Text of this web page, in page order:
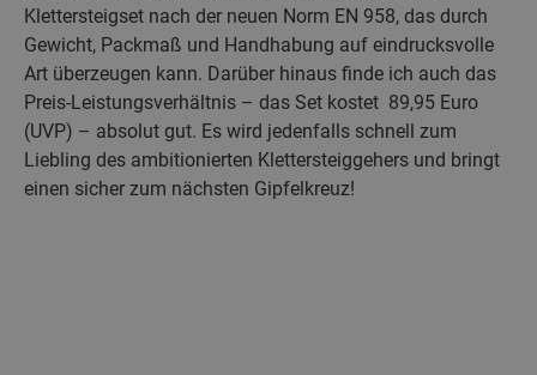
Klettersteigset nach der neuen Norm EN 958, das durch
Gewicht, Packmaß und Handhabung auf eindrucksvolle
Art überzeugen kann. Darüber hinaus finde ich auch das
Preis-Leistungsverhältnis – das Set kostet 89,95 Euro
(UVP) – absolut gut. Es wird jedenfalls schnell zum
Liebling des ambitionierten Klettersteiggehers und bringt
einen sicher zum nächsten Gipfelkreuz!